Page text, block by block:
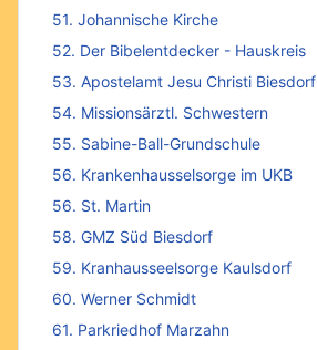
51. Johannische Kirche
52. Der Bibelentdecker - Hauskreis
53. Apostelamt Jesu Christi Biesdorf
54. Missionsärztl. Schwestern
55. Sabine-Ball-Grundschule
56. Krankenhausselsorge im UKB
56. St. Martin
58. GMZ Süd Biesdorf
59. Kranhausseelsorge Kaulsdorf
60. Werner Schmidt
61. Parkriedhof Marzahn